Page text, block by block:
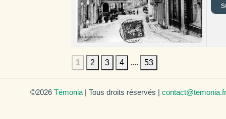
1 2 3 4 .... 53
©2026 Témonia | Tous droits réservés | contact@temonia.fr